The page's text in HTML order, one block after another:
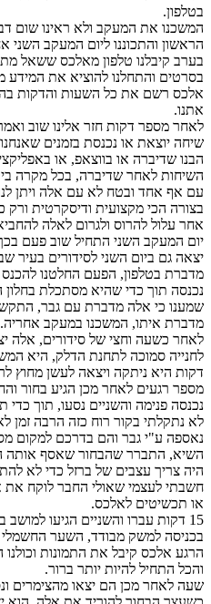
בטלפון.
המשכנו את המעקב ולא ראינו שום
הראשון והתכוננו ליום המעקב השני
בערב קיבלנו טלפון מאלכס ששאל
בסרטים והתחלנו להוציא את המידע
אלכס רשם את כל השעות והדקות
אתנו.
לאחר מספר דקות חזר אלינו שוב
שיחה יוצאת או נכנסת בזמנים
הבנו שדיברה או בווצאפ, או
השיחות לאחר שדיברה, בכל מקרה
עם אף אחד ובטח לא עם אלה ויתן
בצורה הכי מקצועית ודיסקרטית
אחר עלול להרוס ולגרום לאלה
יום המעקב השני התחיל שוב פעם
יצאה גם ביום השני לסידורים בעיר
מדברת בטלפון, הפעם החלטנו
נכנסה תוך כדי שהיא מסתכלת בחלון
שמענו כי אלה מדברת עם גבר,
מדברת איתו, המשכנו במעקב אחריה.
לאחר כשעה וחצי של סידורים, אלה
לחנייה סמוכה לתחנת הדלק, היא
דקות היא ניתקה ויצאה לעשן מחוץ
מספר רגעים לאחר מכן הגיע בחור
נכנסה פנימה והשניים נסעו, תוך
לא נתקלתי בקור רוח כזה הרבה
נאספה ע"י גבר והם בדרכם למקום
השיא, התברר שהבחור שאסף אותה
היה צריך עצבים של ברזל כדי לא
חשבתי לעצמי שאולי החבר לוקח את
או תכשיטים לאלכס.
15 דקות עברו והשניים הגיעו
בכניסה למשק מבודד, השער החשמלי
הרגע אלכס קיבל את התמונות וכולנו
והכל התחיל להיות יותר ברור.
שעה לאחר מכן הם יצאו מהצימרים